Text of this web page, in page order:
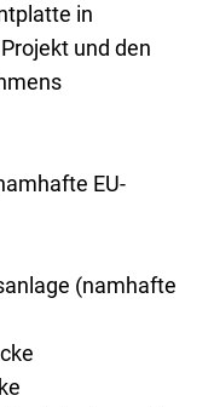
in
und den
EU-
(namhafte